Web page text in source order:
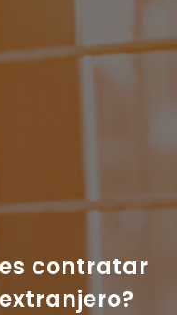
contratar